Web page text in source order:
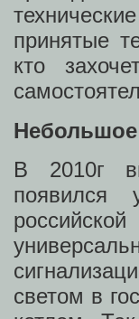
принятые
кто
Небольшое
В 2010г
появился
светом в